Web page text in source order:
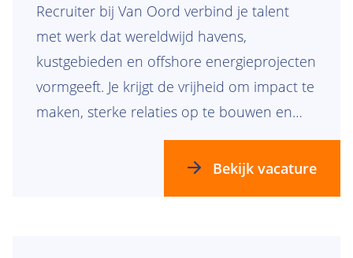
Recruiter bij Van Oord verbind je talent
met werk dat wereldwijd havens,
kustgebieden en offshore energieprojecten
vormgeeft. Je krijgt de vrijheid om impact te
maken, sterke relaties op te bouwen en
teams te laten groeien die samen bouwen
Bekijk vacature